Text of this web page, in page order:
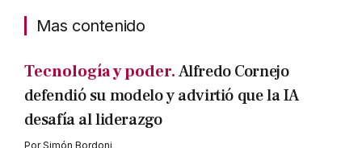
Mas contenido
Tecnología y poder.Alfredo Cornejo
defendió su modelo y advirtió que la IA
desafía al liderazgo
PorSimón Bordoni